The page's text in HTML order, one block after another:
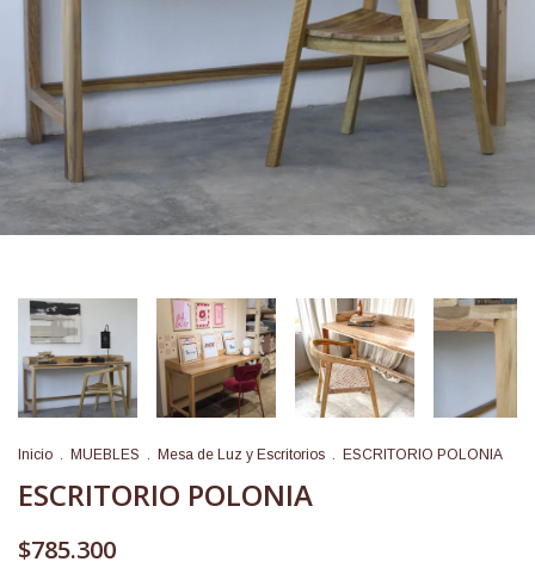
Inicio . MUEBLES . Mesa de Luz y Escritorios . ESCRITORIO POLONIA
ESCRITORIO POLONIA
$785.300